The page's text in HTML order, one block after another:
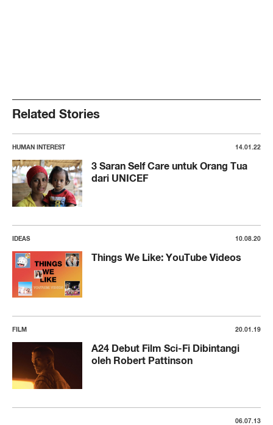
Related Stories
HUMAN INTEREST 14.01.22
3 Saran Self Care untuk Orang Tua
dari UNICEF
IDEAS 10.08.20
Things We Like: YouTube Videos
FILM 20.01.19
A24 Debut Film Sci-Fi Dibintangi
oleh Robert Pattinson
06.07.13